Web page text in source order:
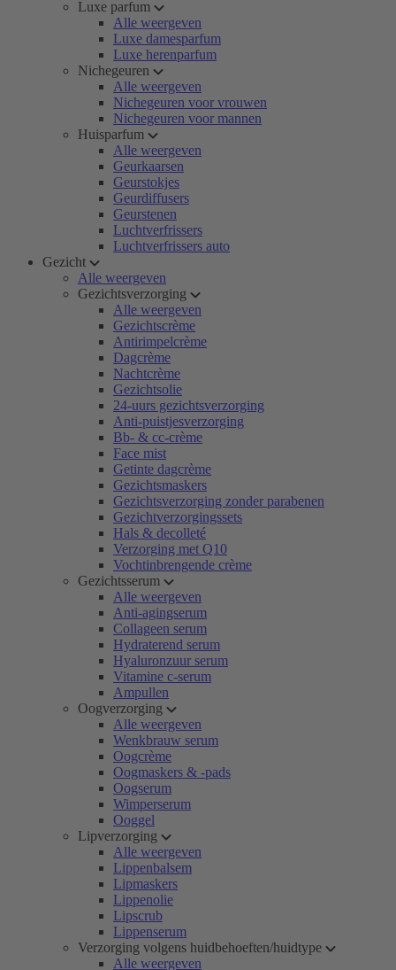
Luxe parfum
Alle weergeven
Luxe damesparfum
Luxe herenparfum
Nichegeuren
Alle weergeven
Nichegeuren voor vrouwen
Nichegeuren voor mannen
Huisparfum
Alle weergeven
Geurkaarsen
Geurstokjes
Geurdiffusers
Geurstenen
Luchtverfrissers
Luchtverfrissers auto
Gezicht
Alle weergeven
Gezichtsverzorging
Alle weergeven
Gezichtscrème
Antirimpelcrème
Dagcrème
Nachtcrème
Gezichtsolie
24-uurs gezichtsverzorging
Anti-puistjesverzorging
Bb- & cc-crème
Face mist
Getinte dagcrème
Gezichtsmaskers
Gezichtsverzorging zonder parabenen
Gezichtverzorgingssets
Hals & decolleté
Verzorging met Q10
Vochtinbrengende crème
Gezichtsserum
Alle weergeven
Anti-agingserum
Collageen serum
Hydraterend serum
Hyaluronzuur serum
Vitamine c-serum
Ampullen
Oogverzorging
Alle weergeven
Wenkbrauw serum
Oogcrème
Oogmaskers & -pads
Oogserum
Wimperserum
Ooggel
Lipverzorging
Alle weergeven
Lippenbalsem
Lipmaskers
Lippenolie
Lipscrub
Lippenserum
Verzorging volgens huidbehoeften/huidtype
Alle weergeven